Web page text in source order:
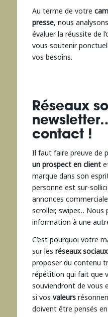
Au terme de votre
presse, nous
évaluer la réussite de
vous soutenir
vos besoins.
Réseaux
contact !
Il faut faire preuve de
un prospect en client
marque dans son
personne est sur-
annonces
scroller, swiper… Nous
information à une
C’est pourquoi votre
sur les réseaux
proposer du contenu
répétition qui fait que
souviendront de vous
si vos valeurs
doivent être pensés